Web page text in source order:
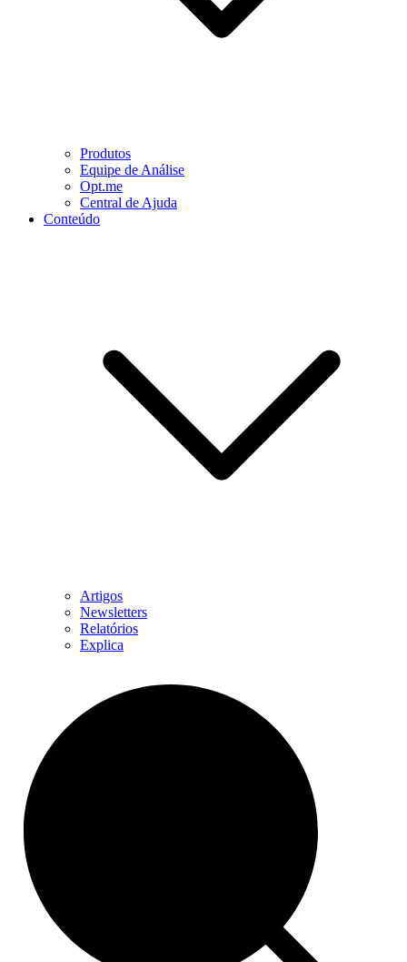
Produtos
Equipe de Análise
Opt.me
Central de Ajuda
Conteúdo
Artigos
Newsletters
Relatórios
Explica